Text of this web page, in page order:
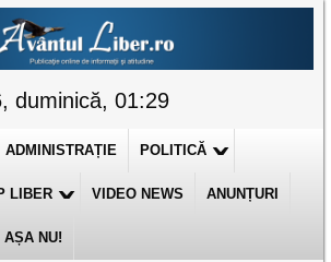
duminică, 01:29
ADMINISTRAȚIE POLITICĂ
LIBER VIDEO NEWS ANUNȚURI
NU!